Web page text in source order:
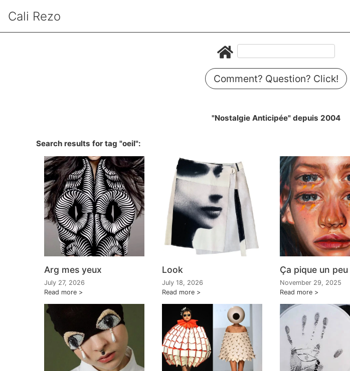
Cali Rezo
Comment? Question? Click!
"Nostalgie Anticipée" depuis 2004
Search results for tag "oeil":
Arg mes yeux
July 27, 2026
Read more
Look
July 18, 2026
Read more
Ça pique un
November 29, 2025
Read more